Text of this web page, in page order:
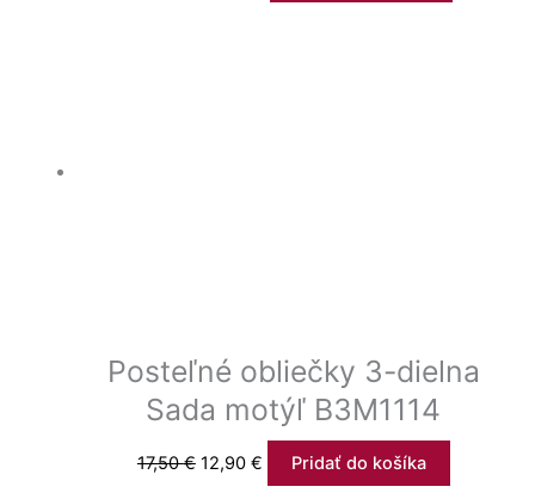
Posteľné obliečky 3-dielna
Sada motýľ B3M1114
17,50€ 12,90 € Pridať do košíka